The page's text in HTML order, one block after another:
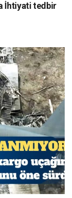
İhtiyati tedbir